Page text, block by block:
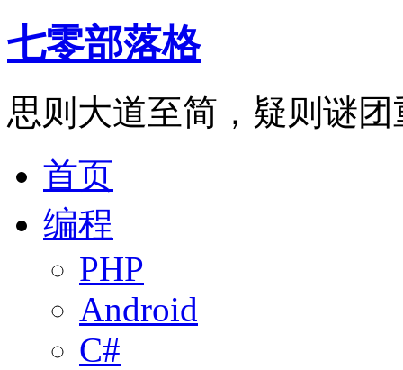
七零部落格
思则大道至简，疑则谜团
首页
编程
PHP
Android
C#